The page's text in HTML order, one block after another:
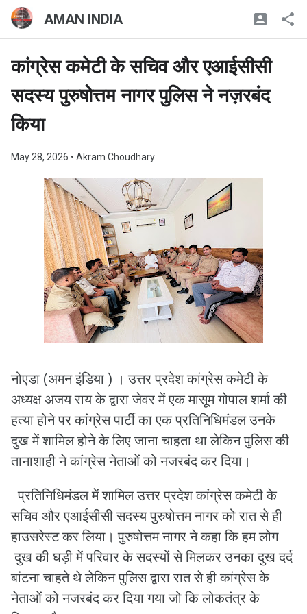
AMAN INDIA
कांग्रेस कमेटी के सचिव और एआईसीसी
सदस्य पुरुषोत्तम नागर पुलिस ने नज़रबंद
किया
May 28, 2026 • Akram Choudhary
नोएडा (अमन इंडिया ) । उत्तर प्रदेश कांग्रेस कमेटी के
अध्यक्ष अजय राय के द्वारा जेवर में एक मासूम गोपाल शर्मा की
हत्या होने पर कांग्रेस पार्टी का एक प्रतिनिधिमंडल उनके
दुख में शामिल होने के लिए जाना चाहता था लेकिन पुलिस की
तानाशाही ने कांग्रेस नेताओं को नजरबंद कर दिया।
प्रतिनिधिमंडल में शामिल उत्तर प्रदेश कांग्रेस कमेटी के
सचिव और एआईसीसी सदस्य पुरुषोत्तम नागर को रात से ही
हाउसरेस्ट कर लिया। पुरुषोत्तम नागर ने कहा कि हम लोग
दुख की घड़ी में परिवार के सदस्यों से मिलकर उनका दुख दर्द
बांटना चाहते थे लेकिन पुलिस द्वारा रात से ही कांग्रेस के
नेताओं को नजरबंद कर दिया गया जो कि लोकतंत्र के